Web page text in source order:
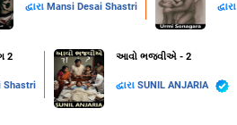
દ્વારા Mansi Desai Shastri દ્વારા
2
Shastri
આવો ભજવીએ - 2
દ્વારા SUNIL ANJARIA